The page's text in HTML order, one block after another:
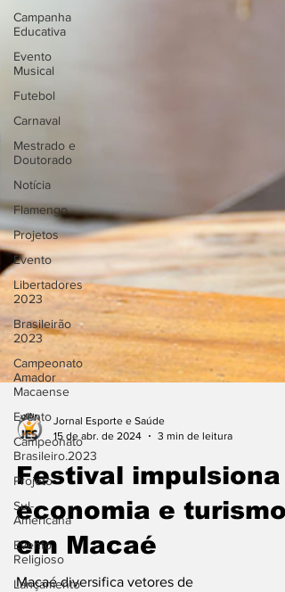
Campanha
Educativa
Evento
Musical
Futebol
Carnaval
Mestrado e
Doutorado
Notícia
Flamengo
Projetos
Evento
Libertadores
2023
Brasileirão
2023
Campeonato
Amador
Macaense
Evento
Campeonato
Brasileiro.2023
Projeto
Sul-
Americana
Evento
Religioso
Lançamento
Jornal Esporte e Saúde
15 de abr. de 2024
3 min de leitura
Festival impulsiona
economia e turismo
em Macaé